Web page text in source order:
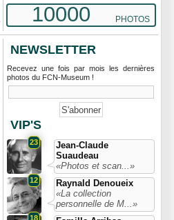
10000 PHOTOS
NEWSLETTER
Recevez une fois par mois les dernières
photos du FCN-Museum !
VIP'S
23
Jean-Claude
Suaudeau
«Photos et scan...»
12
Raynald Denoueix
«La collection
personnelle de M...»
18